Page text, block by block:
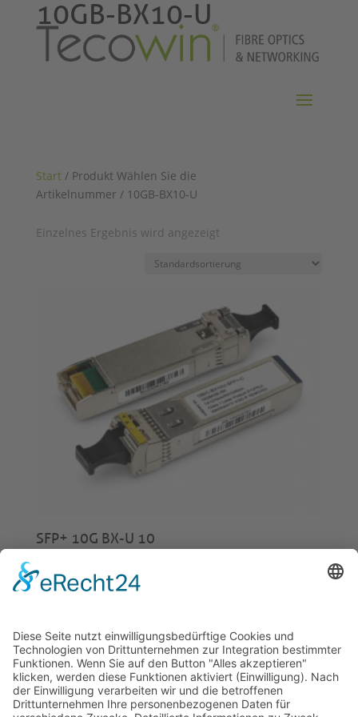
Start/ Produkt Wählen Sie die
Artikelnummer / 10GB-BX10-U
10GB-BX10-U
Einzelnes Ergebnis wird angezeigt
SFP+ 10G BX-U 10
€
© 2026 Tecowin GmbH |Impressum|Datenschutz
| Widerrufsrecht|AGB| Gewährleistung|RMA